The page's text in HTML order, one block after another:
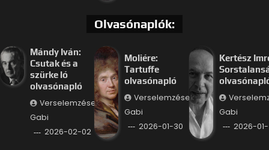
Olvasónaplók:
Mándy Iván:
Csutak és a
szürke ló
olvasónapló
Verselemzések
Gabi
2026-02-02
Moliére:
Tartuffe
olvasónapló
Verselemzések
Gabi
2026-01-30
Kertész
Gabi
2026-